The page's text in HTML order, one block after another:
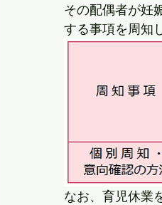
その配偶者が妊
する事項を周知
なお、育児休業